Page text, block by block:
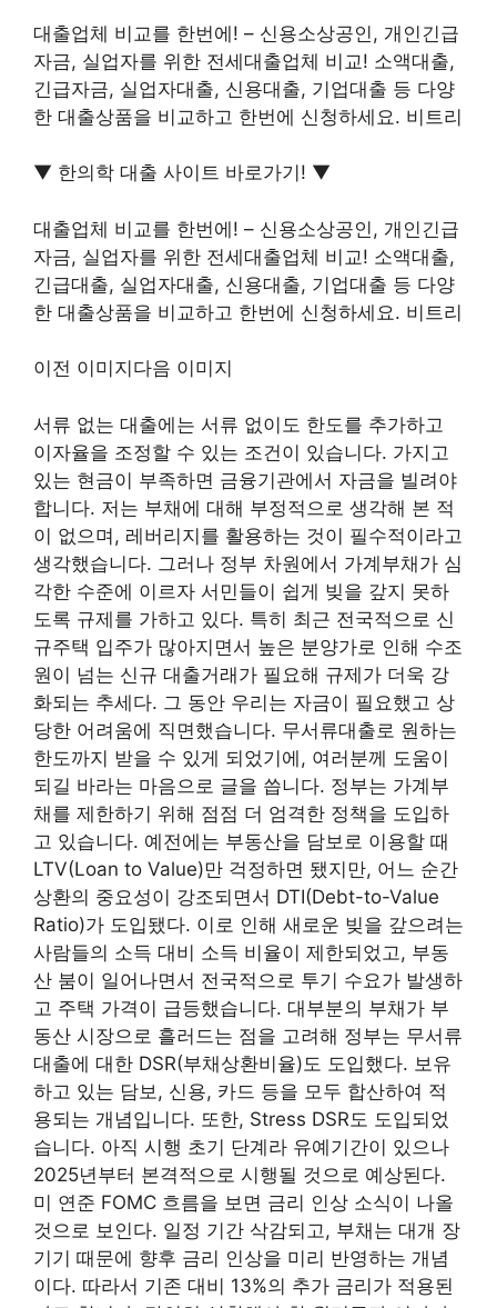
대출업체 비교를 한번에! – 신용소상공인, 개인긴급
자금, 실업자를 위한 전세대출업체 비교! 소액대출,
긴급자금, 실업자대출, 신용대출, 기업대출 등 다양
한 대출상품을 비교하고 한번에 신청하세요. 비트리
▼ 한의학 대출 사이트 바로가기! ▼
대출업체 비교를 한번에! – 신용소상공인, 개인긴급
자금, 실업자를 위한 전세대출업체 비교! 소액대출,
긴급대출, 실업자대출, 신용대출, 기업대출 등 다양
한 대출상품을 비교하고 한번에 신청하세요. 비트리
이전 이미지다음 이미지
서류 없는 대출에는 서류 없이도 한도를 추가하고
이자율을 조정할 수 있는 조건이 있습니다. 가지고
있는 현금이 부족하면 금융기관에서 자금을 빌려야
합니다. 저는 부채에 대해 부정적으로 생각해 본 적
이 없으며, 레버리지를 활용하는 것이 필수적이라고
생각했습니다. 그러나 정부 차원에서 가계부채가 심
각한 수준에 이르자 서민들이 쉽게 빚을 갚지 못하
도록 규제를 가하고 있다. 특히 최근 전국적으로 신
규주택 입주가 많아지면서 높은 분양가로 인해 수조
원이 넘는 신규 대출거래가 필요해 규제가 더욱 강
화되는 추세다. 그 동안 우리는 자금이 필요했고 상
당한 어려움에 직면했습니다. 무서류대출로 원하는
한도까지 받을 수 있게 되었기에, 여러분께 도움이
되길 바라는 마음으로 글을 씁니다. 정부는 가계부
채를 제한하기 위해 점점 더 엄격한 정책을 도입하
고 있습니다. 예전에는 부동산을 담보로 이용할 때
LTV(Loan to Value)만 걱정하면 됐지만, 어느 순간
상환의 중요성이 강조되면서 DTI(Debt-to-Value
Ratio)가 도입됐다. 이로 인해 새로운 빚을 갚으려는
사람들의 소득 대비 소득 비율이 제한되었고, 부동
산 붐이 일어나면서 전국적으로 투기 수요가 발생하
고 주택 가격이 급등했습니다. 대부분의 부채가 부
동산 시장으로 흘러드는 점을 고려해 정부는 무서류
대출에 대한 DSR(부채상환비율)도 도입했다. 보유
하고 있는 담보, 신용, 카드 등을 모두 합산하여 적
용되는 개념입니다. 또한, Stress DSR도 도입되었
습니다. 아직 시행 초기 단계라 유예기간이 있으나
2025년부터 본격적으로 시행될 것으로 예상된다.
미 연준 FOMC 흐름을 보면 금리 인상 소식이 나올
것으로 보인다. 일정 기간 삭감되고, 부채는 대개 장
기기 때문에 향후 금리 인상을 미리 반영하는 개념
이다. 따라서 기존 대비 13%의 추가 금리가 적용된